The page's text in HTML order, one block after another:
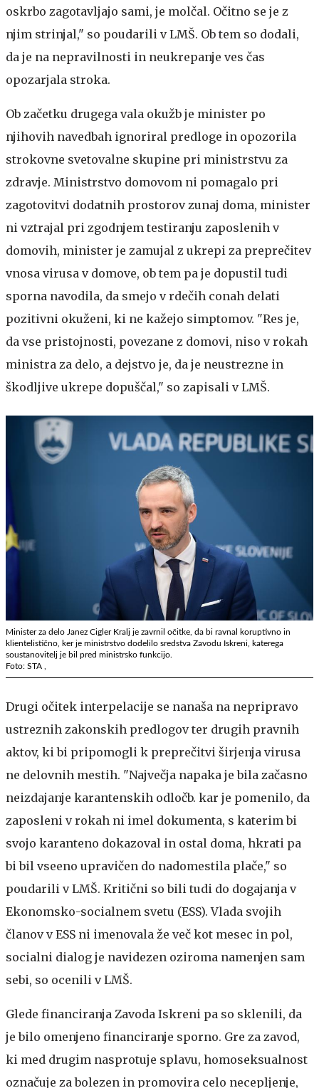
oskrbo zagotavljajo sami, je molčal. Očitno se je z
njim strinjal," so poudarili v LMŠ. Ob tem so dodali,
da je na nepravilnosti in neukrepanje ves čas
opozarjala stroka.
Ob začetku drugega vala okužb je minister po
njihovih navedbah ignoriral predloge in opozorila
strokovne svetovalne skupine pri ministrstvu za
zdravje. Ministrstvo domovom ni pomagalo pri
zagotovitvi dodatnih prostorov zunaj doma, minister
ni vztrajal pri zgodnjem testiranju zaposlenih v
domovih, minister je zamujal z ukrepi za preprečitev
vnosa virusa v domove, ob tem pa je dopustil tudi
sporna navodila, da smejo v rdečih conah delati
pozitivni okuženi, ki ne kažejo simptomov. "Res je,
da vse pristojnosti, povezane z domovi, niso v rokah
ministra za delo, a dejstvo je, da je neustrezne in
škodljive ukrepe dopuščal," so zapisali v LMŠ.
Minister za delo Janez Cigler Kralj je zavrnil očitke, da bi ravnal koruptivno in
klientelistično, ker je ministrstvo dodelilo sredstva Zavodu Iskreni, katerega
soustanovitelj je bil pred ministrsko funkcijo.
Foto: STA ,
Drugi očitek interpelacije se nanaša na nepripravo
ustreznih zakonskih predlogov ter drugih pravnih
aktov, ki bi pripomogli k preprečitvi širjenja virusa
ne delovnih mestih. "Največja napaka je bila začasno
neizdajanje karantenskih odločb. kar je pomenilo, da
zaposleni v rokah ni imel dokumenta, s katerim bi
svojo karanteno dokazoval in ostal doma, hkrati pa
bi bil vseeno upravičen do nadomestila plače," so
poudarili v LMŠ. Kritični so bili tudi do dogajanja v
Ekonomsko-socialnem svetu (ESS). Vlada svojih
članov v ESS ni imenovala že več kot mesec in pol,
socialni dialog je navidezen oziroma namenjen sam
sebi, so ocenili v LMŠ.
Glede financiranja Zavoda Iskreni pa so sklenili, da
je bilo omenjeno financiranje sporno. Gre za zavod,
ki med drugim nasprotuje splavu, homoseksualnost
označuje za bolezen in promovira celo necepljenje,